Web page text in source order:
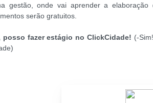
gestão, onde vai aprender a elaboração
serão gratuitos.
fazer estágio no ClickCidade! (-